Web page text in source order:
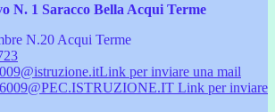
N. 1 Saracco Bella Acqui Terme
N.20 Acqui Terme
Link per inviare una mail
Link per inviare